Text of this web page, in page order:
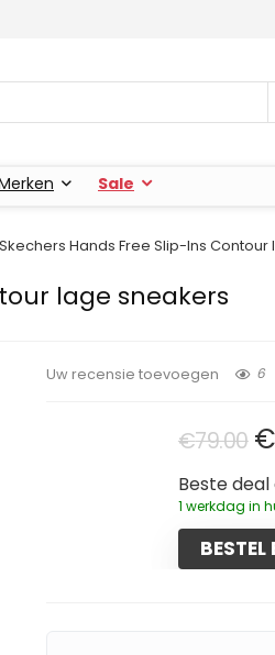
Sale
Skechers Hands Free Slip-Ins
lage sneakers
Uw recensie toevoegen 6
€79.00 €
Beste deal
1 werkdag in